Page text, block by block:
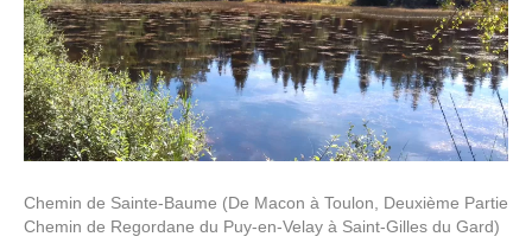
Chemin de Sainte-Baume (De Macon à Toulon, Deuxième Partie
Chemin de Regordane du Puy-en-Velay à Saint-Gilles du Gard)